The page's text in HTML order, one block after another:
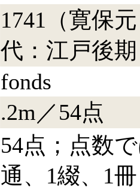
1741（寛保
代：江戸後期
fonds
.2m／54点
54点；点数
通、1綴、1